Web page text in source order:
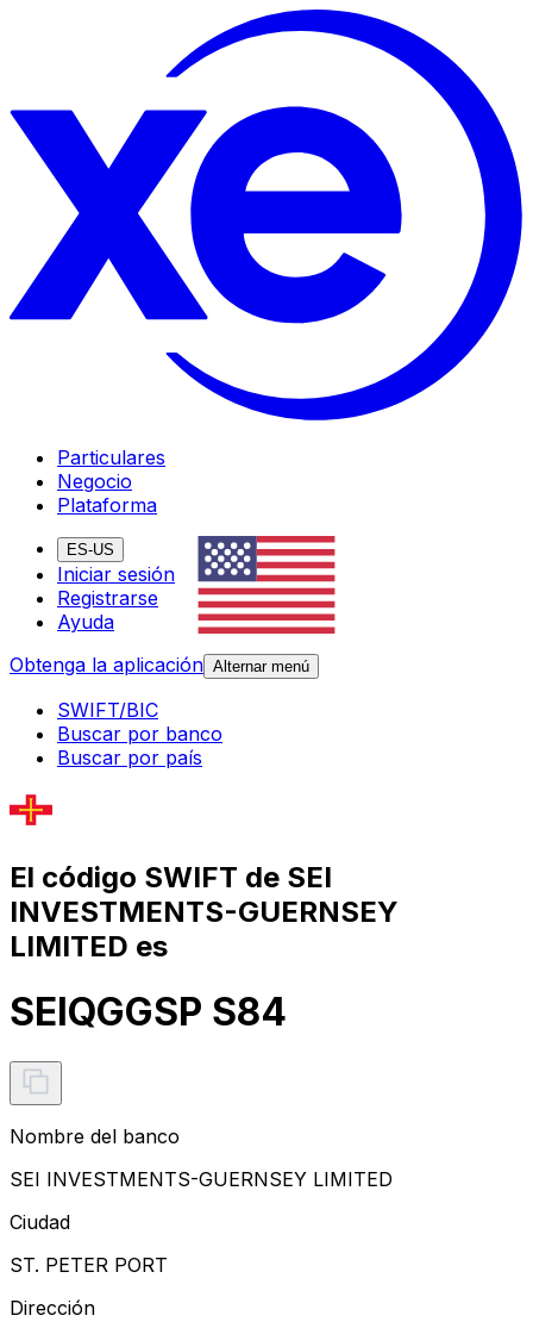
Particulares
Negocio
Plataforma
ES-US
Iniciar sesión
Registrarse
Ayuda
Obtenga la aplicación Alternar menú
SWIFT/BIC
Buscar por banco
Buscar por país
El código SWIFT de SEI
INVESTMENTS-GUERNSEY
LIMITED es
SEIQGGSP S84
Nombre del banco
SEI INVESTMENTS-GUERNSEY LIMITED
Ciudad
ST. PETER PORT
Dirección